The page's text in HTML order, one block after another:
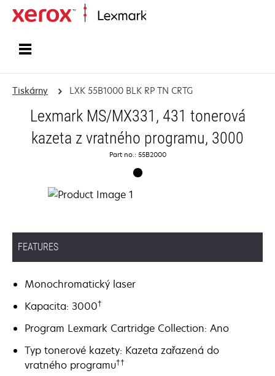
Tiskárny LXK 55B1000 BLK RP TN CRTG
Lexmark MS/MX331, 431 tonerová
kazeta z vratného programu, 3000
Part no.: 55B2000
FEATURES
Monochromatický laser
Kapacita: 3000†
Program Lexmark Cartridge Collection: Ano
Typ tonerové kazety: Kazeta zařazená do
vratného programu††